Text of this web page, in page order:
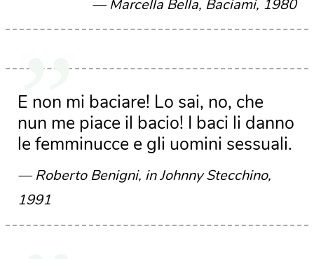
Marcella Bella, Baciami, 1980
E non mi baciare! Lo sai, no, che
nun me piace il bacio! I baci li danno
le femminucce e gli uomini sessuali.
Roberto Benigni, in Johnny Stecchino,
1991